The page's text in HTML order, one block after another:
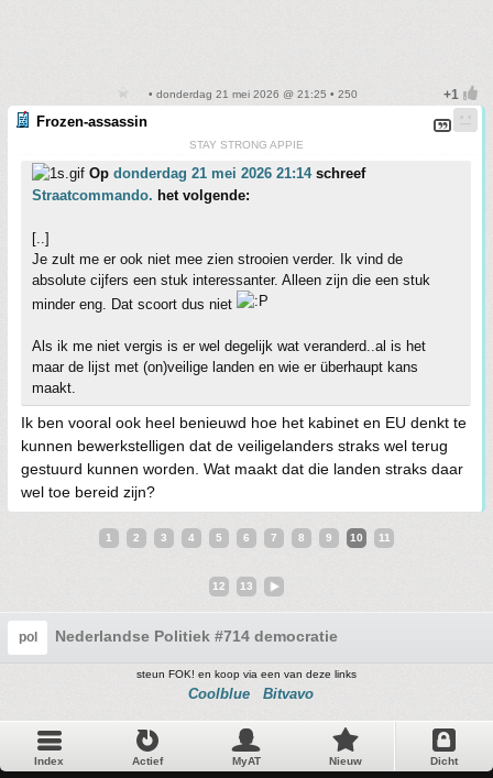
• donderdag 21 mei 2026 @ 21:25 • 250
Frozen-assassin
STAY STRONG APPIE
Op donderdag 21 mei 2026 21:14schreef
Straatcommando. het volgende:
[..]
Je zult me er ook niet mee zien strooien verder. Ik vind de
absolute cijfers een stuk interessanter. Alleen zijn die een stuk
minder eng. Dat scoort dus niet
Als ik me niet vergis is er wel degelijk wat veranderd..al is het
maar de lijst met (on)veilige landen en wie er überhaupt kans
maakt.
Ik ben vooral ook heel benieuwd hoe het kabinet en EU denkt te
kunnen bewerkstelligen dat de veiligelanders straks wel terug
gestuurd kunnen worden. Wat maakt dat die landen straks daar
wel toe bereid zijn?
1 2 3 4 5 6 7 8 9 10 11
12 13
pol Nederlandse Politiek #714 democratie
steun FOK! en koop via een van deze links
Coolblue Bitvavo
Index Actief MyAT Nieuw Dicht